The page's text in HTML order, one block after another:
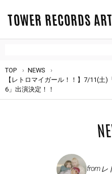
TOWER RECORDS
TOP
NEWS
【レトロマイガール！！】7/11(土)
6」出演決定！！
from レ